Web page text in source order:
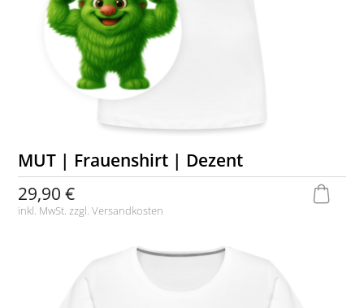
MUT | Frauenshirt | Dezent
29,90 €
inkl. MwSt. zzgl.Versandkosten